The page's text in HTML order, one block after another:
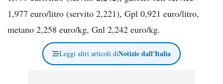
1,977 euro/litro (servito 2,221), Gpl 0,921 euro/litro,
metano 2,258 euro/kg, Gnl 2,242 euro/kg.
Leggi altri articoli diNotizie dall'Italia